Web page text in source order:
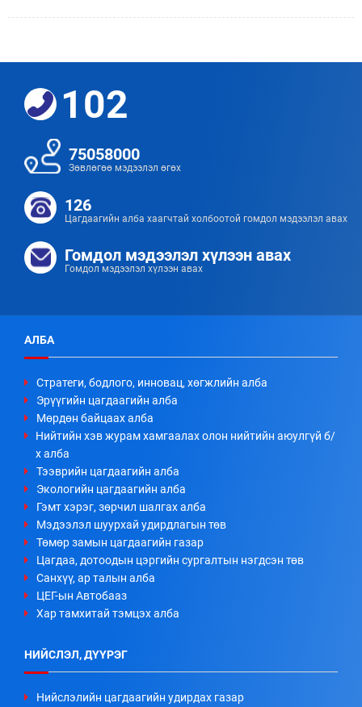
102
75058000
Зөвлөгөө мэдээлэл өгөх
126
Цагдаагийн алба хаагчтай холбоотой гомдол мэдээлэл авах
Гомдол мэдээлэл хүлээн авах
Гомдол мэдээлэл хүлээн авах
АЛБА
Стратеги, бодлого, инновац, хөгжлийн алба
Эрүүгийн цагдаагийн алба
Мөрдөн байцаах алба
Нийтийн хэв журам хамгаалах олон нийтийн аюулгүй б/
х алба
Тээврийн цагдаагийн алба
Экологийн цагдаагийн алба
Гэмт хэрэг, зөрчил шалгах алба
Мэдээлэл шуурхай удирдлагын төв
Төмөр замын цагдаагийн газар
Цагдаа, дотоодын цэргийн сургалтын нэгдсэн төв
Санхүү, ар талын алба
ЦЕГ-ын Автобааз
Хар тамхитай тэмцэх алба
НИЙСЛЭЛ, ДҮҮРЭГ
Нийслэлийн цагдаагийн удирдах газар